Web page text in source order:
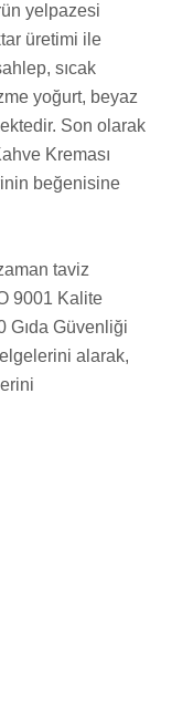
yelpazesi
üretimi ile
sıcak
yoğurt, beyaz
Son olarak
Kreması
beğenisine
taviz
9001 Kalite
Gıda Güvenliği
alarak,